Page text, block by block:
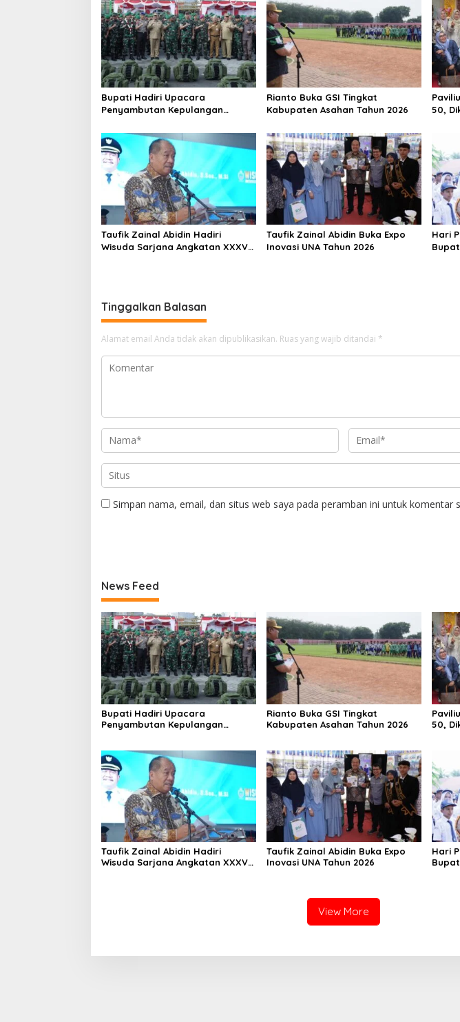
s
i
p
o
s
Bupati Hadiri Upacara
Penyambutan Kepulangan
Tahun 2026
Rianto Buka GSI Tingkat
Kabupaten Asahan Tahun 2026
50,
Taufik Zainal Abidin Hadiri
Wisuda Sarjana Angkatan XXXVI
Taufik Zainal Abidin Buka Expo
Inovasi UNA Tahun 2026
Hari
Tinggalkan Balasan
Alamat email Anda tidak akan dipublikasikan. Ruas yang wajib ditandai *
Simpan nama, email, dan situs web saya pada peramban ini untuk komentar
News Feed
Bupati Hadiri Upacara
Penyambutan Kepulangan
Rianto Buka GSI Tingkat
Kabupaten Asahan Tahun 2026
50,
Taufik Zainal Abidin Hadiri
Wisuda Sarjana Angkatan XXXVI
Taufik Zainal Abidin Buka Expo
Inovasi UNA Tahun 2026
Hari
View More